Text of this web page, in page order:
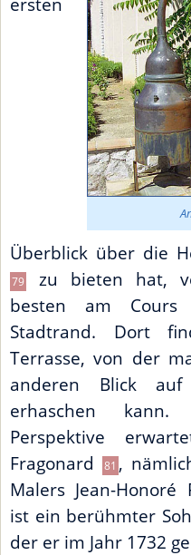
Überblick über die
79
zu bieten hat,
besten am Cours
Stadtrand. Dort
Terrasse, von der
anderen Blick
erhaschen
Perspektive
Fragonard
81 ,
Malers Jean-
ist ein berühmter
der er im Jahr 1732